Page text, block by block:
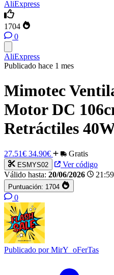
AliExpress
1704
0
AliExpress
Publicado hace 1 mes
Mimotec
Motor DC
Retráctiles
27.51€ 34.90€ Gratis
ESMYS02
Ver código
Válido hasta: 20/06/2026 21:59
Puntuación: 1704
0
Publicado porMirY_oFerTas